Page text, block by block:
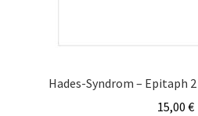
Hades-Syndrom – Epitaph
15,00 €